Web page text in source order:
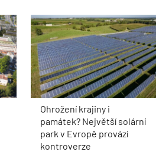
Ohrožení krajiny i
památek? Největší solární
park v Evropě provází
kontroverze